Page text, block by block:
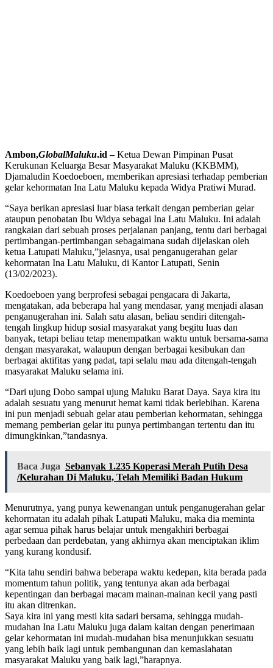
Ambon,GlobalMaluku.id –Ketua Dewan Pimpinan Pusat
Kerukunan Keluarga Besar Masyarakat Maluku (KKBMM),
Djamaludin Koedoeboen, memberikan apresiasi terhadap pemberian
gelar kehormatan Ina Latu Maluku kepada Widya Pratiwi Murad.
“Saya berikan apresiasi luar biasa terkait dengan pemberian gelar
ataupun penobatan Ibu Widya sebagai Ina Latu Maluku. Ini adalah
rangkaian dari sebuah proses perjalanan panjang, tentu dari berbagai
pertimbangan-pertimbangan sebagaimana sudah dijelaskan oleh
ketua Latupati Maluku,”jelasnya, usai penganugerahan gelar
kehormatan Ina Latu Maluku, di Kantor Latupati, Senin
(13/02/2023).
Koedoeboen yang berprofesi sebagai pengacara di Jakarta,
mengatakan, ada beberapa hal yang mendasar, yang menjadi alasan
penganugerahan ini. Salah satu alasan, beliau sendiri ditengah-
tengah lingkup hidup sosial masyarakat yang begitu luas dan
banyak, tetapi beliau tetap menempatkan waktu untuk bersama-sama
dengan masyarakat, walaupun dengan berbagai kesibukan dan
berbagai aktifitas yang padat, tapi selalu mau ada ditengah-tengah
masyarakat Maluku selama ini.
“Dari ujung Dobo sampai ujung Maluku Barat Daya. Saya kira itu
adalah sesuatu yang menurut hemat kami tidak berlebihan. Karena
ini pun menjadi sebuah gelar atau pemberian kehormatan, sehingga
memang pemberian gelar itu punya pertimbangan tertentu dan itu
dimungkinkan,”tandasnya.
Baca Juga Sebanyak 1.235 Koperasi Merah Putih Desa
/Kelurahan Di Maluku, Telah Memiliki Badan Hukum
Menurutnya, yang punya kewenangan untuk penganugerahan gelar
kehormatan itu adalah pihak Latupati Maluku, maka dia meminta
agar semua pihak harus belajar untuk mengakhiri berbagai
perbedaan dan perdebatan, yang akhirnya akan menciptakan iklim
yang kurang kondusif.
“Kita tahu sendiri bahwa beberapa waktu kedepan, kita berada pada
momentum tahun politik, yang tentunya akan ada berbagai
kepentingan dan berbagai macam mainan-mainan kecil yang pasti
itu akan ditrenkan.
Saya kira ini yang mesti kita sadari bersama, sehingga mudah-
mudahan Ina Latu Maluku juga dalam kaitan dengan penerimaan
gelar kehormatan ini mudah-mudahan bisa menunjukkan sesuatu
yang lebih baik lagi untuk pembangunan dan kemaslahatan
masyarakat Maluku yang baik lagi,”harapnya.